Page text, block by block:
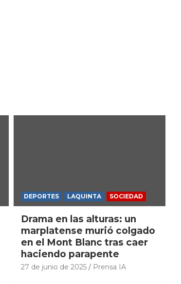
DEPORTES LAQUINTA SOCIEDAD
Drama en las alturas: un
marplatense murió colgado
en el Mont Blanc tras caer
haciendo parapente
27 de junio de 2025 Prensa IA